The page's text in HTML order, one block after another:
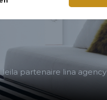
leila partenaire lina agency